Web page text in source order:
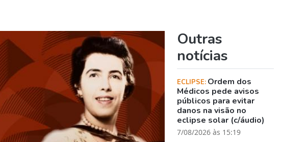
Outras
notícias
ECLIPSE: Ordem dos
Médicos pede avisos
públicos para evitar
danos na visão no
eclipse solar (c/áudio)
7/08/2026 às 15:19